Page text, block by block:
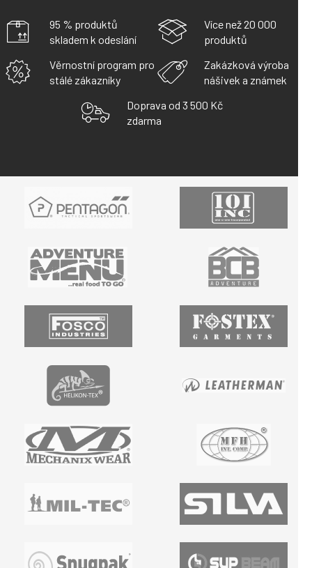
95 % produktů
skladem k odeslání
Více než 20 000
produktů
Věrnostní program pro
stálé zákazníky
Zakázková výroba
nášivek a známek
Doprava od 3 500 Kč
zdarma